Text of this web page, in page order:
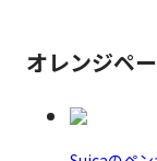
オレンジペ